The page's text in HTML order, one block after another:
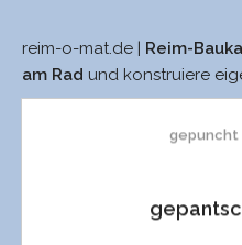
reim-o-mat.de |
Reim-
am Rad und konstruiere
gepuncht